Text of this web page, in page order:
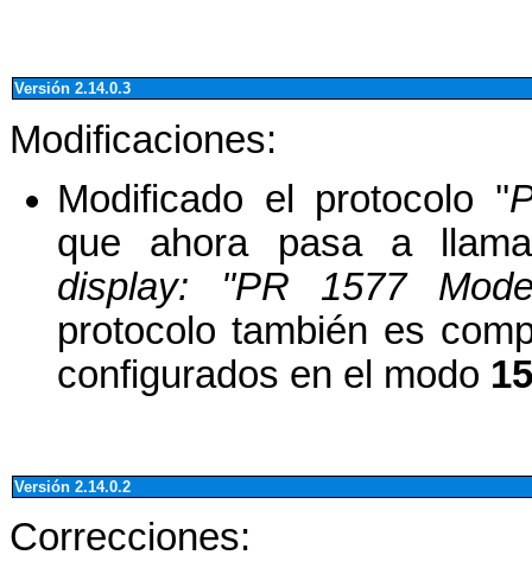
Versión 2.14.0.3
Modificaciones:
Modificado el protocolo ''
que ahora pasa a
display: ''PR 1577
protocolo también es
configurados en el modo
Versión 2.14.0.2
Correcciones: